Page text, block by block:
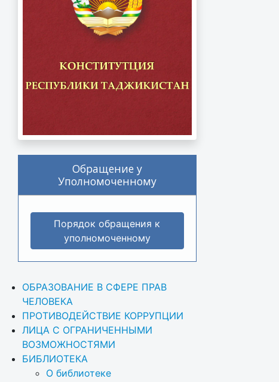
Обращение у
Уполномоченному
Порядок обращения к
уполномоченному
ОБРАЗОВАНИЕ В СФЕРЕ ПРАВ
ЧЕЛОВЕКА
ПРОТИВОДЕЙСТВИЕ КОРРУПЦИИ
ЛИЦА С ОГРАНИЧЕННЫМИ
ВОЗМОЖНОСТЯМИ
БИБЛИОТЕКА
О библиотеке